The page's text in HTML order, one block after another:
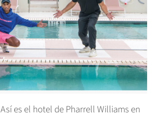
Así es el hotel de Pharrell Williams en